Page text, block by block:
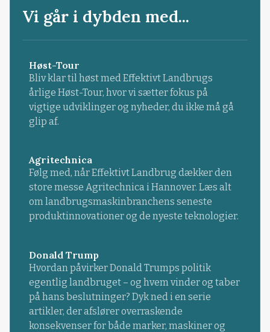
Vi går i dybden med...
Høst-Tour
Bliv klar til høst med Effektivt Landbrugs
årlige Høst-Tour, hvor vi sætter fokus på
vigtige udviklinger og nyheder, du ikke må gå
glip af.
Agritechnica
Følg med, når Effektivt Landbrug dækker den
store messe Agritechnica i Hannover. Læs alt
om landbrugsmaskinbranchens seneste
produktinnovationer og de nyeste teknologier.
Donald Trump
Hvordan påvirker Donald Trumps politik
egentlig landbruget – og hvem vinder og taber
på hans beslutninger? Dyk ned i en serie
artikler, der afslører overraskende
konsekvenser for både marker, maskiner og